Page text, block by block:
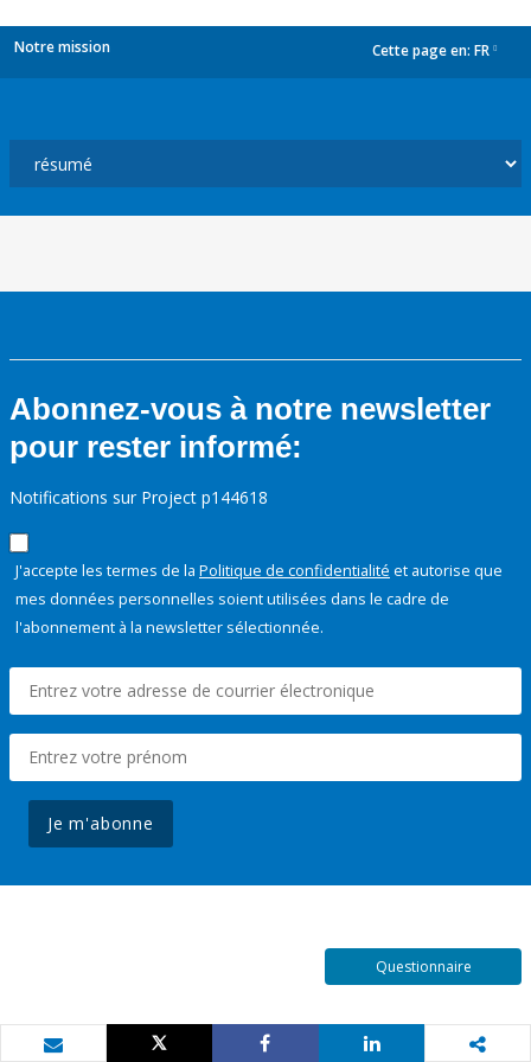
Notre mission Cette page en: FR
Abonnez-vous à notre newsletter
pour rester informé:
Notifications sur Project p144618
J'accepte les termes de la Politique de confidentialité et autorise que
mes données personnelles soient utilisées dans le cadre de
l'abonnement à la newsletter sélectionnée.
Je m'abonne
Questionnaire